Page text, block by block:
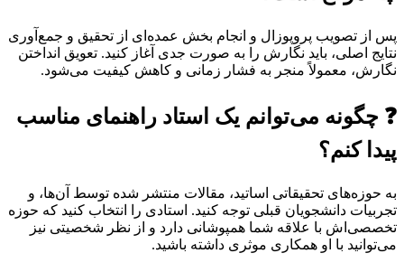
پس از تصویب پروپوزال و انجام بخش عمده‌ای از تحقیق و جمع‌آوری
نتایج اصلی، باید نگارش را به صورت جدی آغاز کنید. تعویق انداختن
نگارش، معمولاً منجر به فشار زمانی و کاهش کیفیت می‌شود.
❓ چگونه می‌توانم یک استاد راهنمای مناسب
پیدا کنم؟
به حوزه‌های تحقیقاتی اساتید، مقالات منتشر شده توسط آن‌ها، و
تجربیات دانشجویان قبلی توجه کنید. استادی را انتخاب کنید که حوزه
تخصصی‌اش با علاقه شما همپوشانی دارد و از نظر شخصیتی نیز
می‌توانید با او همکاری موثری داشته باشید.